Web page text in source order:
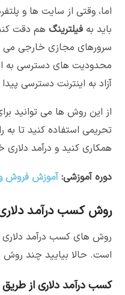
اما، وقتی از سایت ها و
باید بهفیلترینگ
سرورهای مجازی خارجی می
محدودیت های دسترسی به
آزاد به اینترنت دسترسی
از این روش ها می توانید
تحریمی استفاده کنید تا به
همکاری کنید و درآمد دلاری
دوره آموزشی:آموزش فروش و
روش کسب درآمد دلاری
روش های کسب درآمد دلاری
است. حالا بیایید چند روش